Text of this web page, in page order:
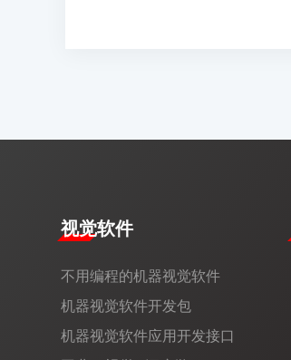
视觉软件
不用编程的机器视觉软件
机器视觉软件开发包
机器视觉软件应用开发接口